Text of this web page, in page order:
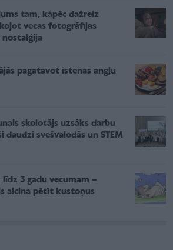
tam, kāpēc dažreiz
vecas fotogrāfijas
nostalģija
pagatavot īstenas angļu
skolotājs uzsāks darbu
daudzi svešvalodās un STEM
3 gadu vecumam –
aicina pētīt kustoņus